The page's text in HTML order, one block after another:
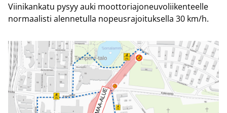
Vii­ni­kan­ka­tu pysyy auki moot­to­ria­jo­neu­vo­lii­ken­teel­le
nor­maa­lis­ti alen­ne­tul­la no­peus­ra­joi­tuk­sel­la 30 km/h.